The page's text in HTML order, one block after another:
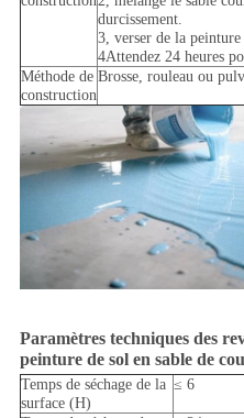
durcissement.
3, verser de la
4Attendez 24 heures
Méthode de
construction
Brosse, rouleau ou
Paramètres techniques des
peinture de sol en sable de
Temps de séchage de la
surface (H)
≤ 6